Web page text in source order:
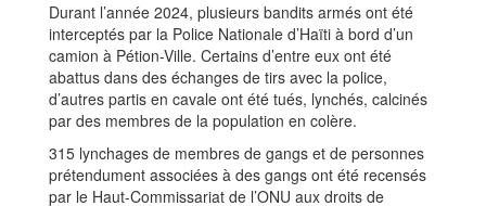
Durant l’année 2024, plusieurs bandits armés ont été
interceptés par la Police Nationale d’Haïti à bord d’un
camion à Pétion-Ville. Certains d’entre eux ont été
abattus dans des échanges de tirs avec la police,
d’autres partis en cavale ont été tués, lynchés, calcinés
par des membres de la population en colère.
315 lynchages de membres de gangs et de personnes
prétendument associées à des gangs ont été recensés
par le Haut-Commissariat de l’ONU aux droits de